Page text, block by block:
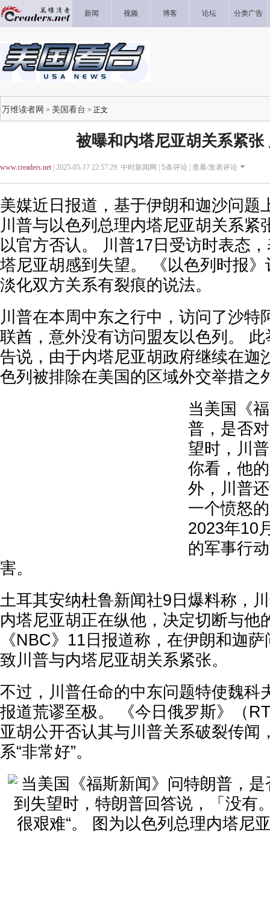
新闻 视频 博客 论坛 分类广告
万维读者网 > 美国看台 > 正文
被曝和内塔尼亚胡关系紧张
www.creaders.net| 2025-05-17 22:57:29 中时新闻网 | 5条评论 | 查看/发表评论
美媒近日报道，基于伊朗和迦沙问题
川普与以色列总理内塔尼亚胡关系紧
以官方否认。 川普17日受访时表态
塔尼亚胡感到失望。 《以色列时报
淡化双方关系有裂痕的说法。
川普在本周中东之行中，访问了沙特
联酋，意外没有访问盟友以色列。
告说，由于内塔尼亚胡政府继续在迦
色列被排除在美国的区域外交举措之
当美国《
普，是否
望时，川
你看，他
外，川普
一个愤怒
2023年10
的军事行
害。
土耳其安纳杜鲁新闻社9日爆料称，
内塔尼亚胡正在纵他，决定切断与他
《NBC》11日报道称，在伊朗和迦
致川普与内塔尼亚胡关系紧张。
不过，川普任命的中东问题特使魏科
报道荒谬至极。 《今日俄罗斯》（
亚胡公开否认其与川普关系破裂传闻
系“非常好”。